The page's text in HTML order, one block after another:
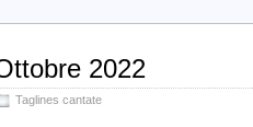
2022
Taglines cantate